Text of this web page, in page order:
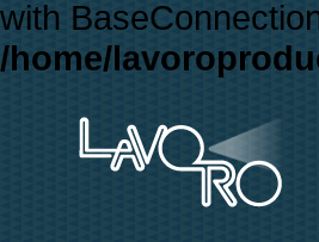
with
/home/